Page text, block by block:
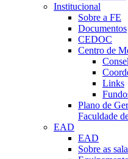
Institucional
Sobre a FE
Documentos
CEDOC
Centro de
Links
Plano de
Faculdade
EAD
EAD
Sobre as